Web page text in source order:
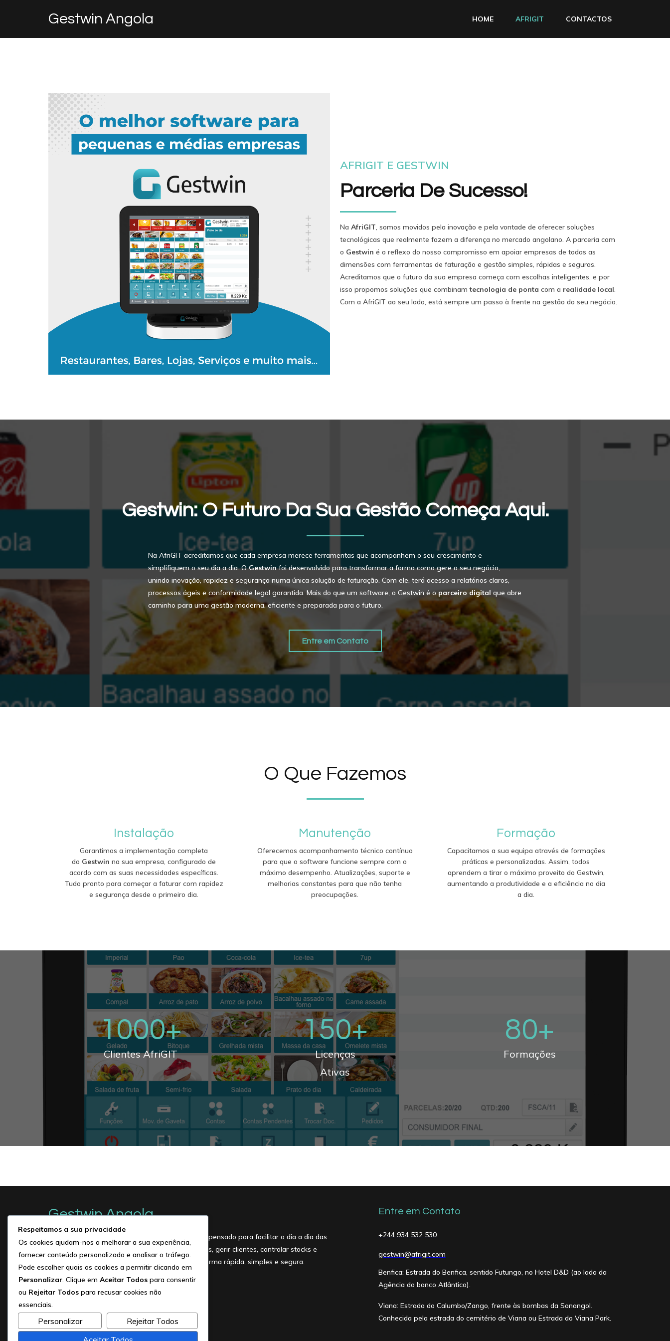
Gestwin Angola HOME AFRIGIT CONTACTOS
AFRIGIT E GESTWIN
Parceria De Sucesso!
Na AfriGIT, somos movidos pela inovação e pela vontade de oferecer soluções
tecnológicas que realmente fazem a diferença no mercado angolano. A parceria com
o Gestwin é o reflexo do nosso compromisso em apoiar empresas de todas as
dimensões com ferramentas de faturação e gestão simples, rápidas e seguras.
Acreditamos que o futuro da sua empresa começa com escolhas inteligentes, e por
isso propomos soluções que combinamtecnologia de ponta com a realidade local.
Com a AfriGIT ao seu lado, está sempre um passo à frente na gestão do seu negócio.
Gestwin: O Futuro Da Sua Gestão Começa Aqui.
Na AfriGIT acreditamos que cada empresa merece ferramentas que acompanhem o seu crescimento e
simplifiquem o seu dia a dia. OGestwinfoi desenvolvido para transformar a forma como gere o seu negócio,
unindo inovação, rapidez e segurança numa única solução de faturação. Com ele, terá acesso a relatórios claros,
processos ágeis e conformidade legal garantida. Mais do que um software, o Gestwin é oparceiro digital que abre
caminho para uma gestão moderna, eficiente e preparada para o futuro.
Entre em Contato
O Que Fazemos
Instalação
Garantimos a implementação completa
do Gestwin na sua empresa, configurado de
acordo com as suas necessidades específicas.
Tudo pronto para começar a faturar com rapidez
e segurança desde o primeiro dia.
Manutenção
Oferecemos acompanhamento técnico contínuo
para que o software funcione sempre com o
máximo desempenho. Atualizações, suporte e
melhorias constantes para que não tenha
preocupações.
Formação
Capacitamos a sua equipa através de formações
práticas e personalizadas. Assim, todos
aprendem a tirar o máximo proveito do Gestwin,
aumentando a produtividade e a eficiência no dia
a dia.
1000+
Clientes AfriGIT
150+
Licenças
Ativas
80+
Formações
Gestwin Angola
O Gestwin é um software de faturação e gestão, pensado para facilitar o dia a dia das
empresas em Angola. Com ele pode emitir faturas, gerir clientes, controlar stocks e
acompanhar o desempenho do seu negócio de forma rápida, simples e segura.
Entre em Contato
+244 934 532 530
gestwin@afrigit.com
Benfica: Estrada do Benfica, sentido Futungo, no Hotel D&D (ao lado da
Agência do banco Atlântico).
Viana: Estrada do Calumbo/Zango, frente às bombas da Sonangol.
Conhecida pela estrada do cemitério de Viana ou Estrada do Viana Park.
Respeitamos a sua privacidade
Os cookies ajudam-nos a melhorar a sua experiência,
fornecer conteúdo personalizado e analisar o tráfego.
Pode escolher quais os cookies a permitir clicando em
Personalizar. Clique em Aceitar Todos para consentir
ou Rejeitar Todos para recusar cookies não
essenciais.
Personalizar
Rejeitar Todos